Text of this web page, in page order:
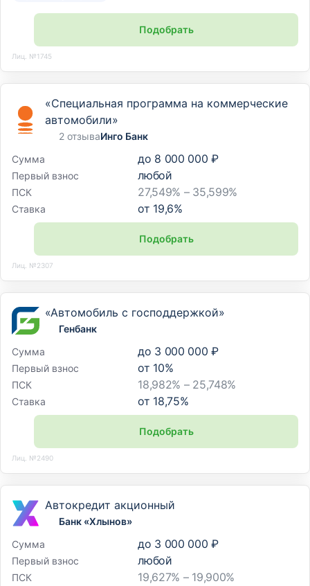
Подобрать
Лиц. №1745
«Специальная программа на коммерческие
автомобили»
2 отзываИнго Банк
Сумма
до 8 000 000 ₽
Первый взнос любой
ПСК 27,549% – 35,599%
Ставка от 19,6%
Подобрать
Лиц. №2307
«Автомобиль с господдержкой»
Генбанк
Сумма
до 3 000 000 ₽
Первый взнос от 10%
ПСК 18,982% – 25,748%
Ставка от 18,75%
Подобрать
Лиц. №2490
Автокредит акционный
Банк «Хлынов»
Сумма
до 3 000 000 ₽
Первый взнос любой
ПСК 19,627% – 19,900%